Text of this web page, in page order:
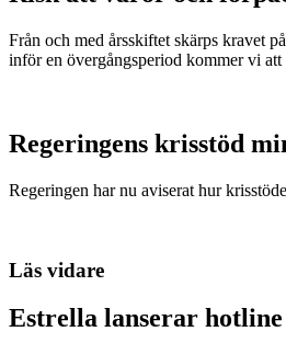
Från och med årsskiftet skärps kravet
inför en övergångsperiod kommer vi
Regeringens krisstöd
Regeringen har nu aviserat hur
Läs vidare
Estrella lanserar